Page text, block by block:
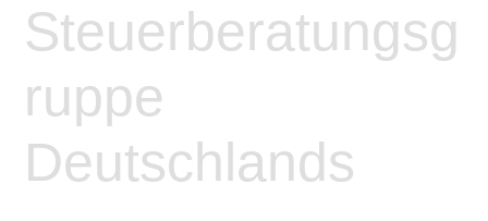
Steuerberatungsg
ruppe
Deutschlands